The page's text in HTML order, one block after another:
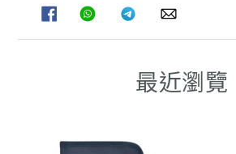
FACEBOOK
分
享
WHATSAPPTELEGRAM
分
享
WHATSAPP
最近瀏覽